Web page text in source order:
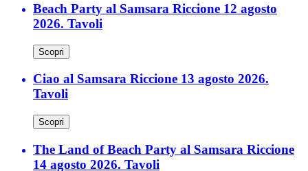
Beach Party al Samsara Riccione 12 agosto
2026. Tavoli
Scopri
Ciao al Samsara Riccione 13 agosto 2026.
Tavoli
Scopri
The Land of Beach Party al Samsara Riccione
14 agosto 2026. Tavoli